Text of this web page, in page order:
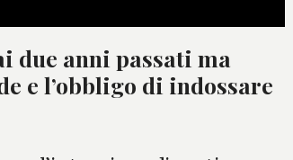
due anni passati ma
e l’obbligo di indossare